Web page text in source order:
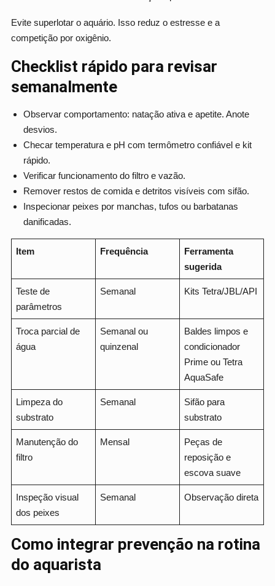
Evite superlotar o aquário. Isso reduz o estresse e a
competição por oxigênio.
Checklist rápido para revisar
semanalmente
Observar comportamento: natação ativa e apetite. Anote
desvios.
Checar temperatura e pH com termômetro confiável e kit
rápido.
Verificar funcionamento do filtro e vazão.
Remover restos de comida e detritos visíveis com sifão.
Inspecionar peixes por manchas, tufos ou barbatanas
danificadas.
Item Frequência
Ferramenta
sugerida
Teste de
parâmetros
Semanal Kits Tetra/JBL/API
Troca parcial de
água
Semanal ou
quinzenal
Baldes limpos e
condicionador
Prime ou Tetra
AquaSafe
Limpeza do
substrato
Semanal
Sifão para
substrato
Manutenção do
filtro
Mensal
Peças de
reposição e
escova suave
Inspeção visual
dos peixes
Semanal Observação direta
Como integrar prevenção na rotina
do aquarista